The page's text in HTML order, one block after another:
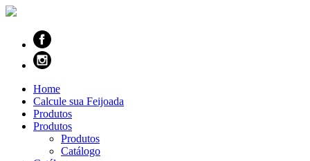
Home
Calcule sua Feijoada
Produtos
Produtos
Produtos
Catálogo